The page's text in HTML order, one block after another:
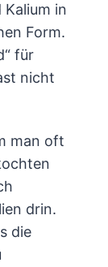
in
Form.
für
nicht
man oft
drin.
die